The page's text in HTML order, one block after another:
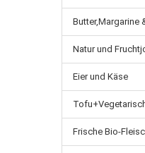
Butter,Margarine
Natur und
Eier und Käse
Frische Bio-